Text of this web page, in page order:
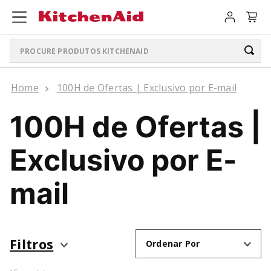
Procure produtos KitchenAid
2 º LIQUIDIFICADOR PURE POWER
3º PURE POWER PERSONAL JAR
5 º BOWL LIFT
7º K400
100H de Ofertas | Exclusivo por E-mail
100H de Ofertas |
Exclusivo por E-
mail
Filtros Ordenar Por